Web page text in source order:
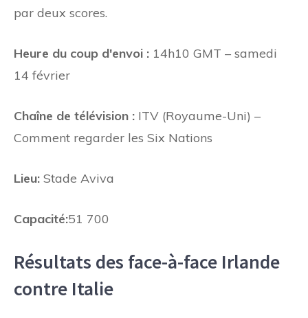
par deux scores.
Heure du coup d'envoi : 14h10 GMT – samedi
14 février
Chaîne de télévision : ITV (Royaume-Uni) –
Comment regarder les Six Nations
Lieu: Stade Aviva
Capacité:51 700
Résultats des face-à-face Irlande
contre Italie